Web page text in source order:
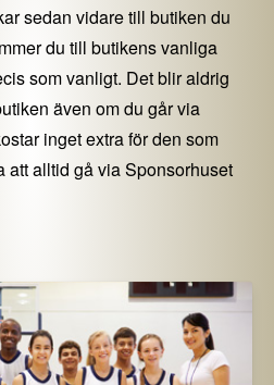
sedan vidare till butiken du
du till butikens vanliga
som vanligt. Det blir aldrig
även om du går via
inget extra för den som
att alltid gå via Sponsorhuset